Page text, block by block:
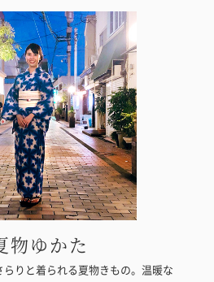
物ゆかた
りと着られる夏物きもの。温暖な